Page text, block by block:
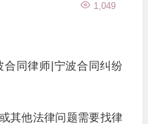
1,049
合同律师|宁波合同纠纷
其他法律问题需要找律